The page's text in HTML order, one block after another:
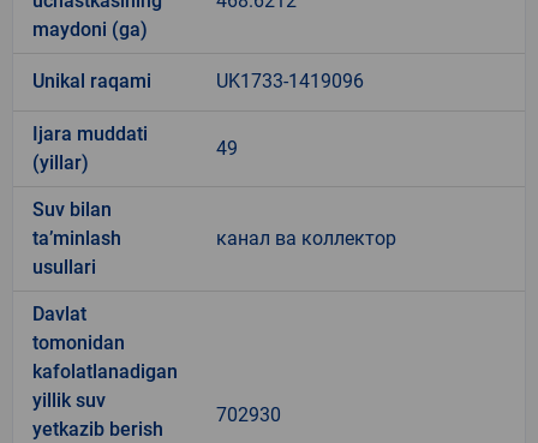
maydoni (ga)
Unikal raqami UK1733-1419096
Ijara muddati
(yillar)
49
Suv bilan
ta’minlash
usullari
канал ва коллектор
Davlat
tomonidan
kafolatlanadigan
yillik suv
yetkazib berish
702930